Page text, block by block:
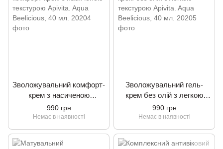
Зволожувальний комфорт-
крем з насиченою
текстурою Apivita. Aqua
Beelicious, 40 мл.
990 грн
Немає в наявності
Зволожувальний гель-
крем без олій з легкою
текстурою Apivita. Aqua
Beelicious, 40 мл.
990 грн
Немає в наявності